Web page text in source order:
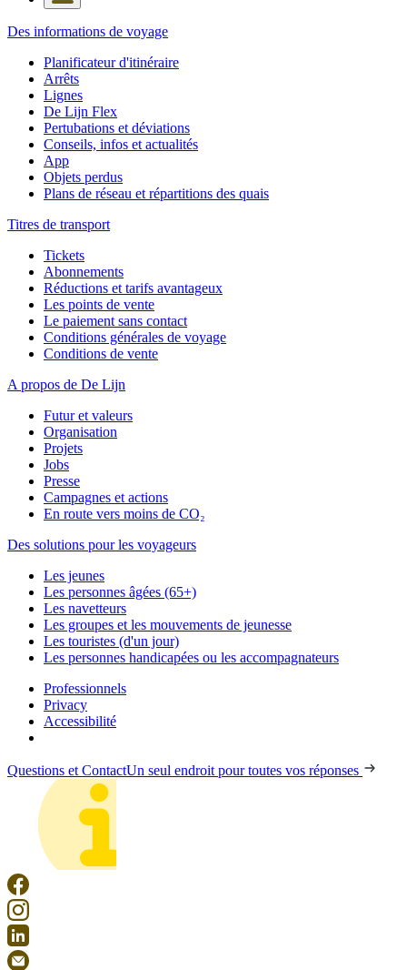
Des informations de voyage
Planificateur d'itinéraire
Arrêts
Lignes
De Lijn Flex
Pertubations et déviations
Conseils, infos et actualités
App
Objets perdus
Plans de réseau et répartitions des quais
Titres de transport
Tickets
Abonnements
Réductions et tarifs avantageux
Les points de vente
Le paiement sans contact
Conditions générales de voyage
Conditions de vente
A propos de De Lijn
Futur et valeurs
Organisation
Projets
Jobs
Presse
Campagnes et actions
En route vers moins de CO₂
Des solutions pour les voyageurs
Les jeunes
Les personnes âgées (65+)
Les navetteurs
Les groupes et les mouvements de jeunesse
Les touristes (d'un jour)
Les personnes handicapées ou les accompagnateurs
Professionnels
Privacy
Accessibilité
Questions et ContactUn seul endroit pour toutes vos réponses